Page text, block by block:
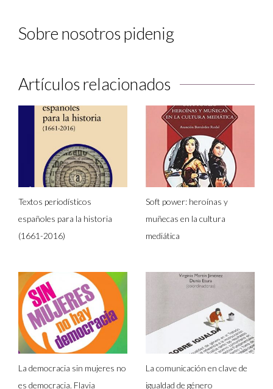
Sobre nosotros pidenig
Artículos relacionados
Textos periodísticos
españoles para la historia
(1661-2016)
Soft power: heroínas y
muñecas en la cultura
mediática
La democracia sin mujeres no
es democracia. Flavia
La comunicación en clave de
igualdad de género